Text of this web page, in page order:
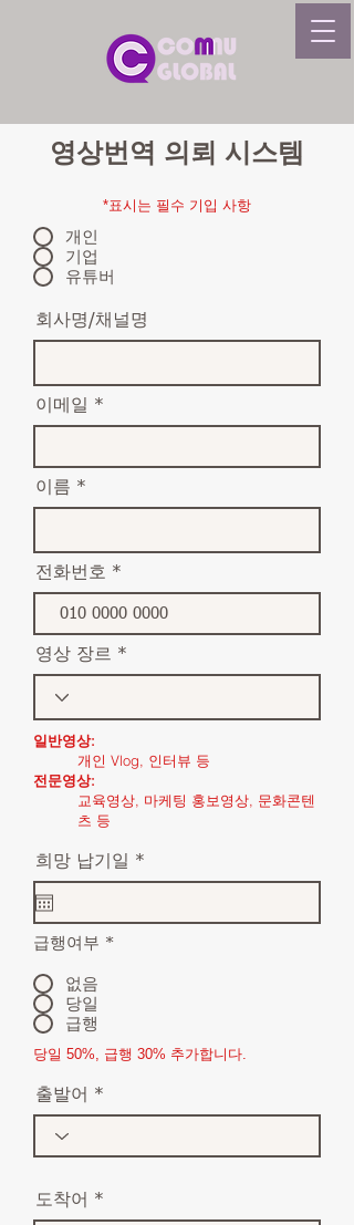
영상번역 의뢰 시스템
개인
기업
유튜버
이메일
전화번호
영상 장르
일반영상:
개인 Vlog, 인터뷰 등
전문영상:
교육영상, 마케팅 홍보영상, 문화콘텐
츠 등
희망 납기일 *
e
급행여부 *
없음
당일
급행
당일 50%, 급행 30% 추가합니다.
출발어
도착어
회사명/채널명
이름
*표시는 필수 기입 사항